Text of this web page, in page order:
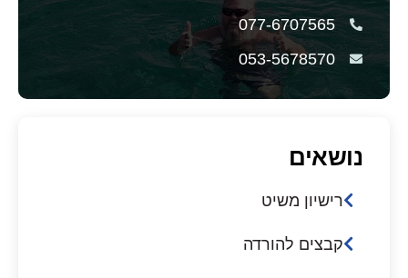
077-6707565
053-5678570
נושאים
רישיון משיט
קבצים להורדה